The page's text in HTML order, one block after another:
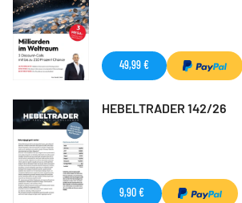
49,99 €
HEBELTRADER 142/26
9,90 €